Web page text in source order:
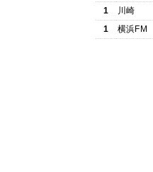
1
川崎
1
横浜FM